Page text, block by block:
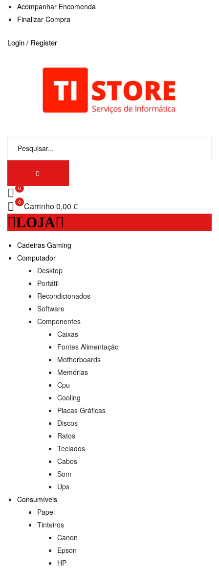
Acompanhar Encomenda
Finalizar Compra
Login / Register
0
0 Carrinho0,00 €
LOJA
Cadeiras Gaming
Computador
Desktop
Portátil
Recondicionados
Software
Componentes
Caixas
Fontes Alimentação
Motherboards
Memórias
Cpu
Cooling
Placas Gráficas
Discos
Ratos
Teclados
Cabos
Som
Ups
Consumíveis
Papel
Tinteiros
Canon
Epson
HP